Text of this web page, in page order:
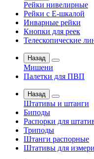
Рейки нивелирные
Рейки с Е-шкалой
Инварные рейки
Кнопки для реек
Телескопические
Назад
Мишени
Палетки для ПВП
Назад
Штативы и штанги
Биподы
Распорки для
Триподы
Штанги распорные
Штативы для